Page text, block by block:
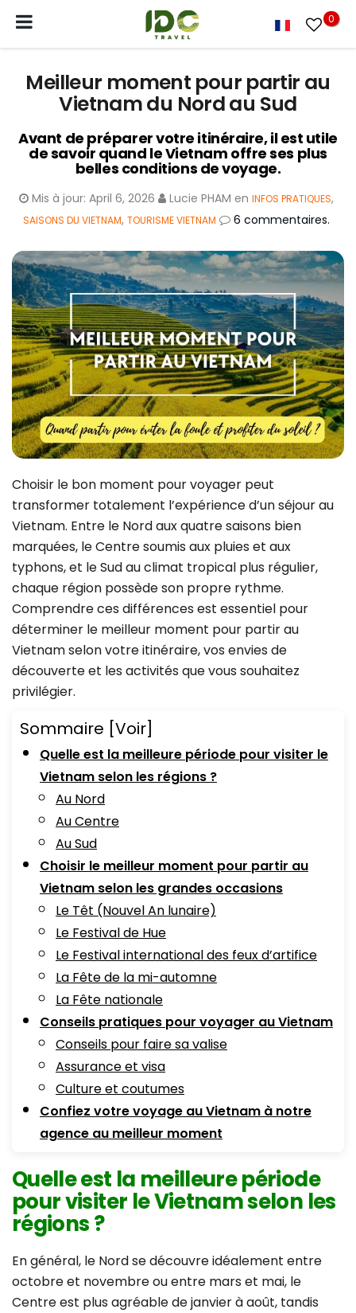
0
Meilleur moment pour partir au
Vietnam du Nord au Sud
Avant de préparer votre itinéraire, il est utile
de savoir quand le Vietnam offre ses plus
belles conditions de voyage.
Mis à jour: April 6, 2026 Lucie PHAM en INFOS PRATIQUES,
SAISONS DU VIETNAM, TOURISME VIETNAM 6 commentaires.
Choisir le bon moment pour voyager peut
transformer totalement l’expérience d’un séjour au
Vietnam. Entre le Nord aux quatre saisons bien
marquées, le Centre soumis aux pluies et aux
typhons, et le Sud au climat tropical plus régulier,
chaque région possède son propre rythme.
Comprendre ces différences est essentiel pour
déterminer le meilleur moment pour partir au
Vietnam selon votre itinéraire, vos envies de
découverte et les activités que vous souhaitez
privilégier.
Sommaire [Voir]
Quelle est la meilleure période pour visiter le
Vietnam selon les régions ?
Au Nord
Au Centre
Au Sud
Choisir le meilleur moment pour partir au
Vietnam selon les grandes occasions
Le Têt (Nouvel An lunaire)
Le Festival de Hue
Le Festival international des feux d’artifice
La Fête de la mi-automne
La Fête nationale
Conseils pratiques pour voyager au Vietnam
Conseils pour faire sa valise
Assurance et visa
Culture et coutumes
Confiez votre voyage au Vietnam à notre
agence au meilleur moment
Quelle est la meilleure période
pour visiter le Vietnam selon les
régions ?
En général, le Nord se découvre idéalement entre
octobre et novembre ou entre mars et mai, le
Centre est plus agréable de janvier à août, tandis